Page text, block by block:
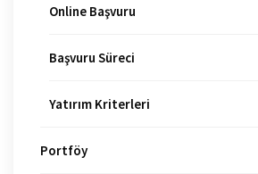
Online Başvuru
Başvuru Süreci
Yatırım Kriterleri
Portföy